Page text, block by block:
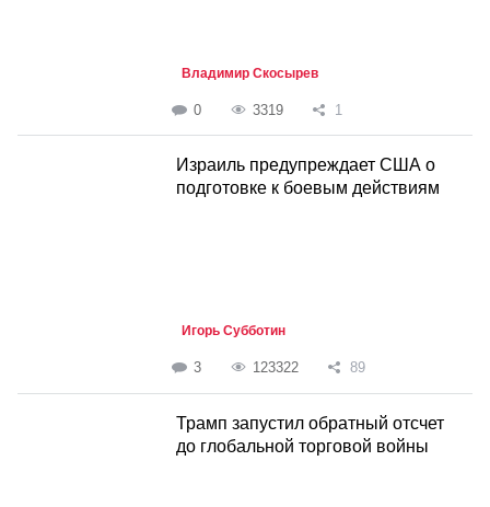
Владимир Скосырев
0 3319 1
Израиль предупреждает США о
подготовке к боевым действиям
Игорь Субботин
3 123322 89
Трамп запустил обратный отсчет
до глобальной торговой войны